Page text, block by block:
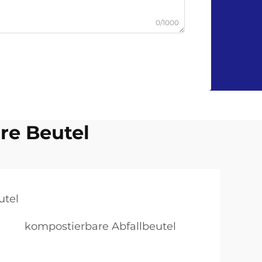
0/1000
Beutel
kompostierbare Abfallbeutel